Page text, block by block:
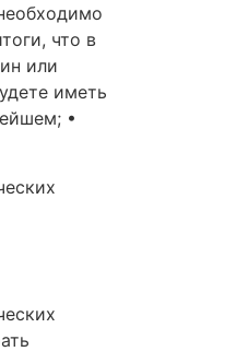
что в
или
иметь
•